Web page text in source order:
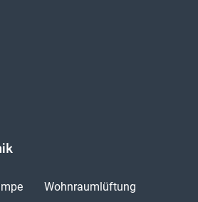
Wohnraumlüftung